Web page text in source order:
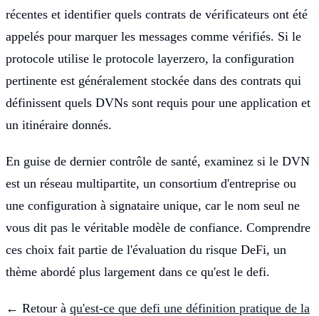
récentes et identifier quels contrats de vérificateurs ont été
appelés pour marquer les messages comme vérifiés. Si le
protocole utilise le protocole layerzero, la configuration
pertinente est généralement stockée dans des contrats qui
définissent quels DVNs sont requis pour une application et
un itinéraire donnés.
En guise de dernier contrôle de santé, examinez si le DVN
est un réseau multipartite, un consortium d'entreprise ou
une configuration à signataire unique, car le nom seul ne
vous dit pas le véritable modèle de confiance. Comprendre
ces choix fait partie de l'évaluation du risque DeFi, un
thème abordé plus largement dans ce qu'est le defi.
← Retour à qu'est-ce que defi une définition pratique de la